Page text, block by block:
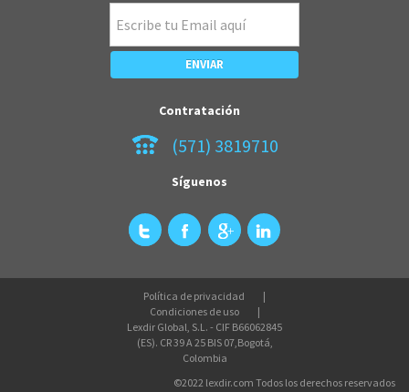
Contratación
(571) 3819710
Síguenos
Política de privacidad
Condiciones de uso
Lexdir Global, S.L. - CIF B66062845
(ES). CR 39 A 25 BIS 07,Bogotá,
Colombia
©2022 lexdir.com Todos los derechos reservados